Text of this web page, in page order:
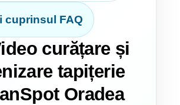
cuprinsul FAQ
curățare și
tapițerie
Oradea